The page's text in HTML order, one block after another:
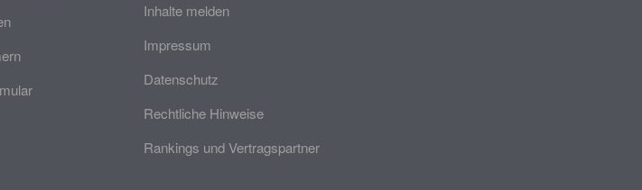
Inhalte melden
Impressum
Datenschutz
Rechtliche Hinweise
Rankings und Vertragspartner